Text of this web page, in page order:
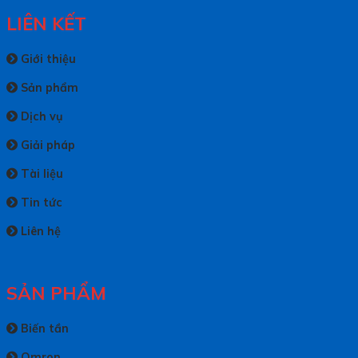
LIÊN KẾT
Giới thiệu
Sản phẩm
Dịch vụ
Giải pháp
Tài liệu
Tin tức
Liên hệ
SẢN PHẨM
Biến tần